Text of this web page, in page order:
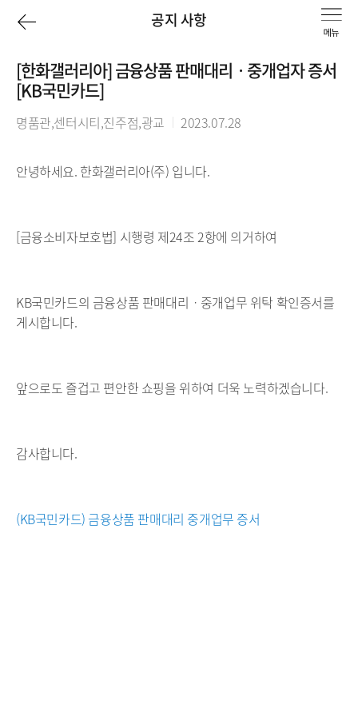
공지 사항
이
전
페
이
지
[한화갤러리아] 금융상품 판매대리ㆍ중개업자 증서
[KB국민카드]
명품관,센터시티,진주점,광교 2023.07.28
안녕하세요. 한화갤러리아(주) 입니다.
[금융소비자보호법] 시행령 제24조 2항에 의거하여
KB국민카드의 금융상품 판매대리ㆍ중개업무 위탁 확인증서를
게시합니다.
앞으로도 즐겁고 편안한 쇼핑을 위하여 더욱 노력하겠습니다.
감사합니다.
(KB국민카드) 금융상품 판매대리 중개업무 증서